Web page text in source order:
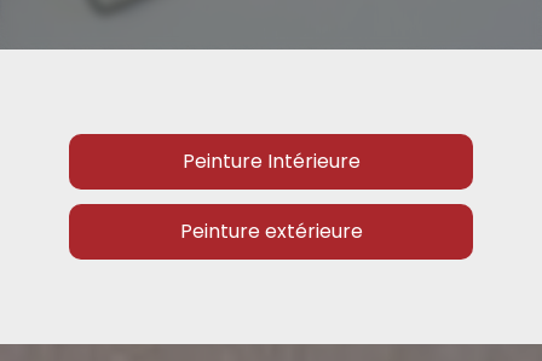
Peinture Intérieure
Peinture extérieure